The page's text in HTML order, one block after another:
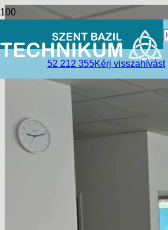
52 212 355Kérj visszahívást